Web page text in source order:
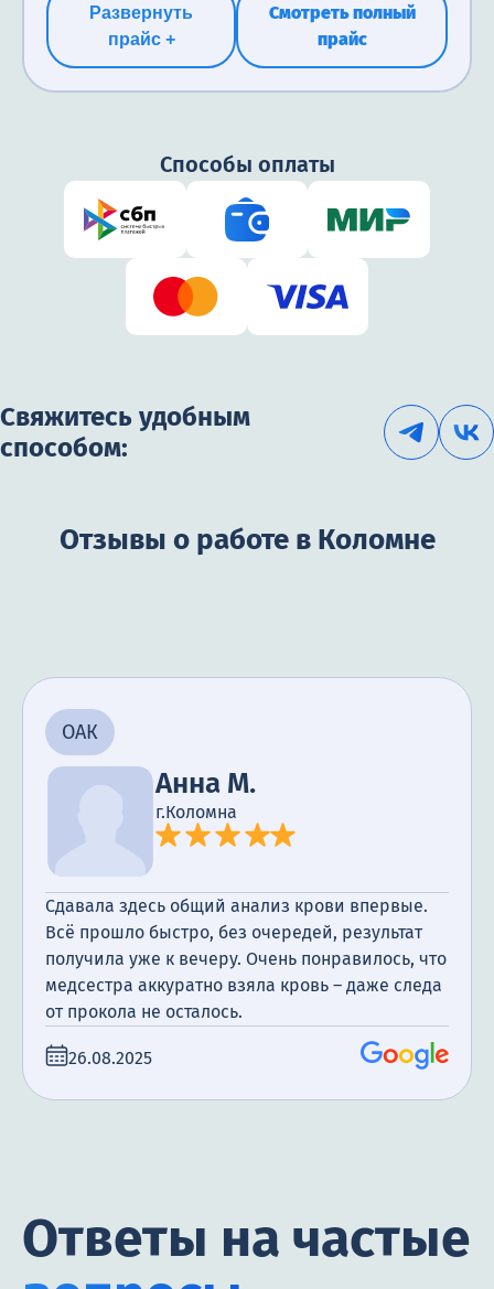
600₽
Развернуть
прайс +
Смотреть полный
прайс
Способы оплаты
Свяжитесь удобным
способом:
Отзывы о работе в Коломне
ОАК
Анна М.
г.Коломна
Сдавала здесь общий анализ крови впервые.
Всё прошло быстро, без очередей, результат
получила уже к вечеру. Очень понравилось, что
медсестра аккуратно взяла кровь – даже следа
от прокола не осталось.
26.08.2025
Ответы на частые